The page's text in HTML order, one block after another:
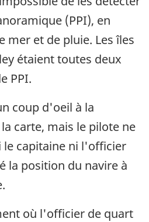
(PPI), en
mer et de pluie. Les îles
étaient toutes deux
PPI.
coup d'oeil à la
carte, mais le pilote ne
le capitaine ni l'officier
la position du navire à
où l'officier de quart